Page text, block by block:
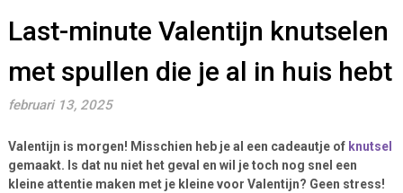
Last-minute Valentijn knutselen
met spullen die je al in huis hebt
februari 13, 2025
Valentijn is morgen! Misschien heb je al een cadeautje of knutsel
gemaakt. Is dat nu niet het geval en wil je toch nog snel een
kleine attentie maken met je kleine voor Valentijn? Geen stress!